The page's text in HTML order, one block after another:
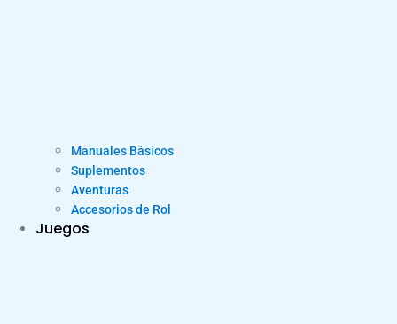
Manuales Básicos
Suplementos
Aventuras
Accesorios de Rol
Juegos